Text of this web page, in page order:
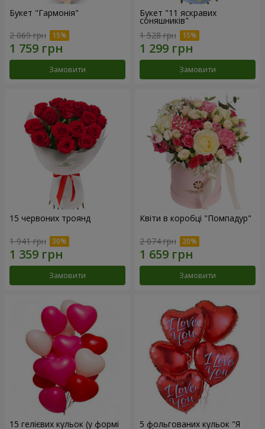
Букет "Гармонія"
2 069 грн
Замовити
Букет "11 яскравих
соняшників"
1 528 грн
Замовити
15 червоних троянд
1 941 грн
Замовити
Квіти в коробці "Помпадур"
2 074 грн
Замовити
15 гелієвих кульок (у формі 5 фольгованих кульок "Я